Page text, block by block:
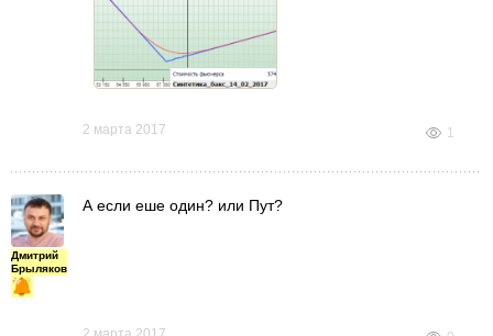
2 марта 2017 1
Дмитрий
Брыляков
А если еше один? или Пут?